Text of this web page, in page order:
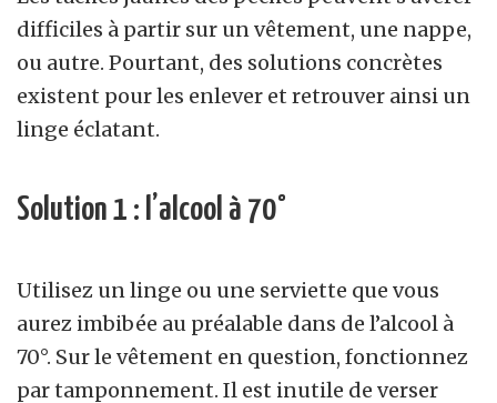
difficiles à partir sur un vêtement, une nappe,
ou autre. Pourtant, des solutions concrètes
existent pour les enlever et retrouver ainsi un
linge éclatant.
Solution 1 : l’alcool à 70°
Utilisez un linge ou une serviette que vous
aurez imbibée au préalable dans de l’alcool à
70°. Sur le vêtement en question, fonctionnez
par tamponnement. Il est inutile de verser